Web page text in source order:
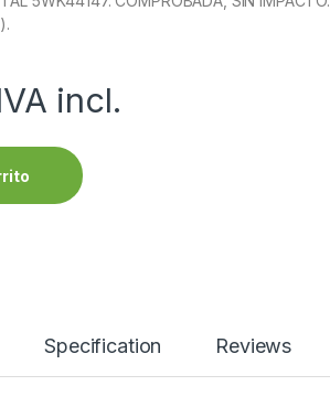
incl.
Specification Reviews